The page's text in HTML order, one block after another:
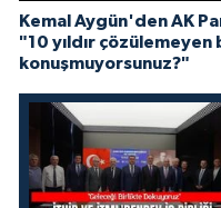
Kemal Aygün'den AK
"10 yıldır çözülemeyen
konuşmuyorsunuz?"